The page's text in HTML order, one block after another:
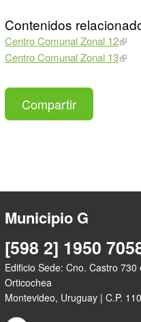
Contenidos
Centro Comunal Zonal 12
Centro Comunal Zonal 13
Compartir
Municipio G
[598 2] 1950
Edificio Sede: Cno. Castro 730
Orticochea
Montevideo, Uruguay | C.P.